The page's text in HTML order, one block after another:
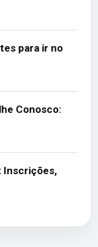
para ir no
Conosco:
Inscrições,